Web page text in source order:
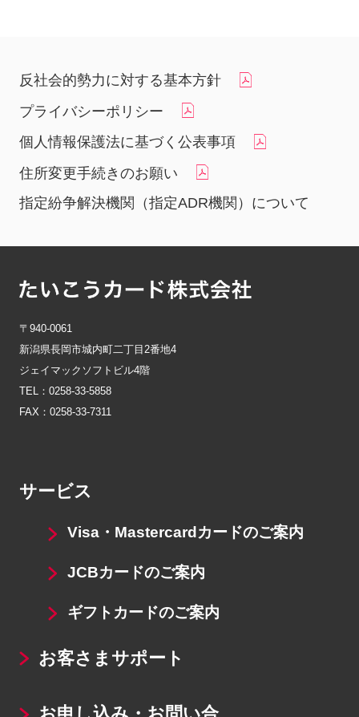
反社会的勢力に対する基本方針
プライバシーポリシー
個人情報保護法に基づく公表事項
住所変更手続きのお願い
指定紛争解決機関（指定ADR機関）について
〒940-0061
新潟県長岡市城内町二丁目2番地4
ジェイマックソフトビル4階
TEL：0258-33-5858
FAX：0258-33-7311
サービス
Visa・Mastercardカードのご案内
JCBカードのご案内
ギフトカードのご案内
お客さまサポート